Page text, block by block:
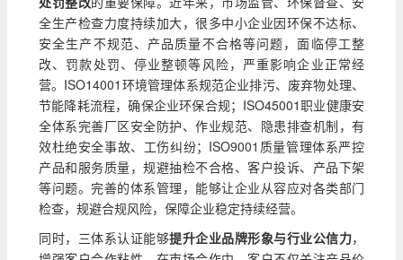
全生产检查力度持续加大，很多中小企业因环保不达标、
安全生产不规范、产品质量不合格等问题，面临停工整
改、罚款处罚、停业整顿等风险，严重影响企业正常经
营。ISO14001环境管理体系规范企业排污、废弃物处理、
节能降耗流程，确保企业环保合规；ISO45001职业健康安
全体系完善厂区安全防护、作业规范、隐患排查机制，有
效杜绝安全事故、工伤纠纷；ISO9001质量管理体系严控
产品和服务质量，规避抽检不合格、客户投诉、产品下架
等问题。完善的体系管理，能够让企业从容应对各类部门
检查，规避合规风险，保障企业稳定持续经营。
同时，三体系认证能够提升企业品牌形象与行业公信力，